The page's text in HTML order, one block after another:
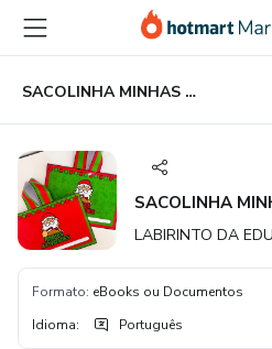
para
conteúdo
principal
para
pagamento
para
rodapé
SACOLINHA MINHAS ATIVIDADES
SACOLINHA
LABIRINTO DA
Formato: eBooks ou Documentos
Idioma: Português